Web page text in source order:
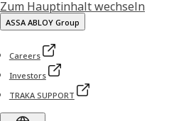
Zum Hauptinhalt wechseln
ASSA ABLOY Group
Careers
Investors
TRAKA SUPPORT